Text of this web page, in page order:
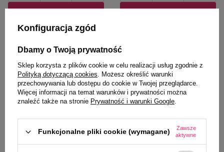
Do koszyka Do koszyka
Wybrane specjalnie dla
Ciebie i Twojego czworonoga
Konfiguracja zgód
Dbamy o Twoją prywatność
Sklep korzysta z plików cookie w celu realizacji usług zgodnie z
Polityką dotyczącą cookies. Możesz określić warunki
przechowywania lub dostępu do cookie w Twojej przeglądarce.
Więcej informacji na temat warunków i prywatności można
znaleźć także na stronie Prywatność i warunki Google.
Funkcjonalne pliki cookie (wymagane)
Zawsze
aktywne